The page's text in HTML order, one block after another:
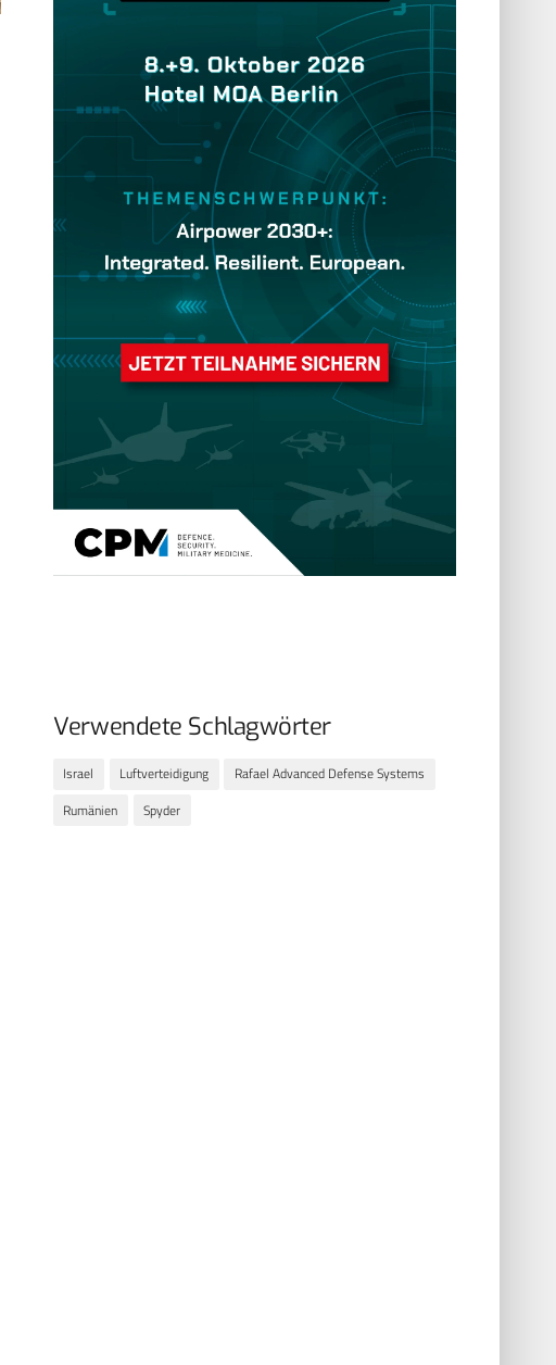
Verwendete Schlagwörter
Israel Luftverteidigung
Rafael Advanced Defense Systems
Rumänien
Spyder